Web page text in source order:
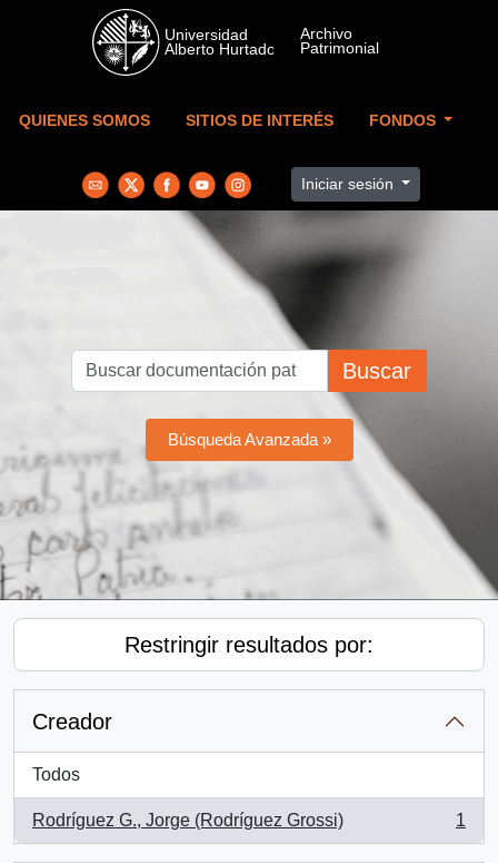
Skip to main content
QUIENES SOMOS SITIOS DE INTERÉS FONDOS
Iniciar sesión
Buscar
Búsqueda Avanzada »
Restringir resultados por:
Creador
Todos
Rodríguez G., Jorge (Rodríguez Grossi)
, 1 resultados
1